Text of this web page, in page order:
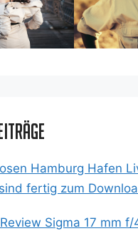
Hamburg Hafen
fertig zum
Sigma 17 mm